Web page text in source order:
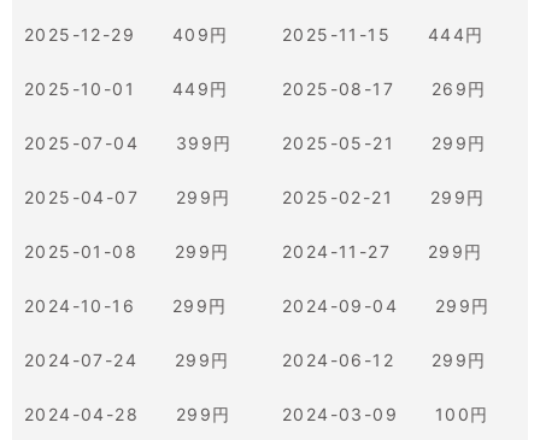
2025-12-29 409円 2025-11-15 444円
2025-10-01 449円 2025-08-17 269円
2025-07-04 399円 2025-05-21 299円
2025-04-07 299円 2025-02-21 299円
2025-01-08 299円 2024-11-27 299円
2024-10-16 299円 2024-09-04 299円
2024-07-24 299円 2024-06-12 299円
2024-04-28 299円 2024-03-09 100円